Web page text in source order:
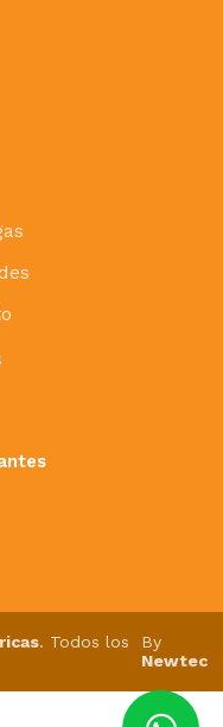
. Todos los
By
Newtec